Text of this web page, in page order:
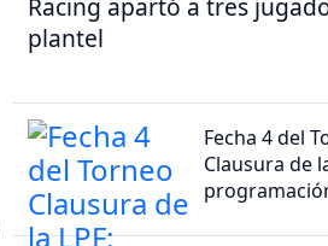
Racing apartó a tres
plantel
Fecha 4 del
Clausura de